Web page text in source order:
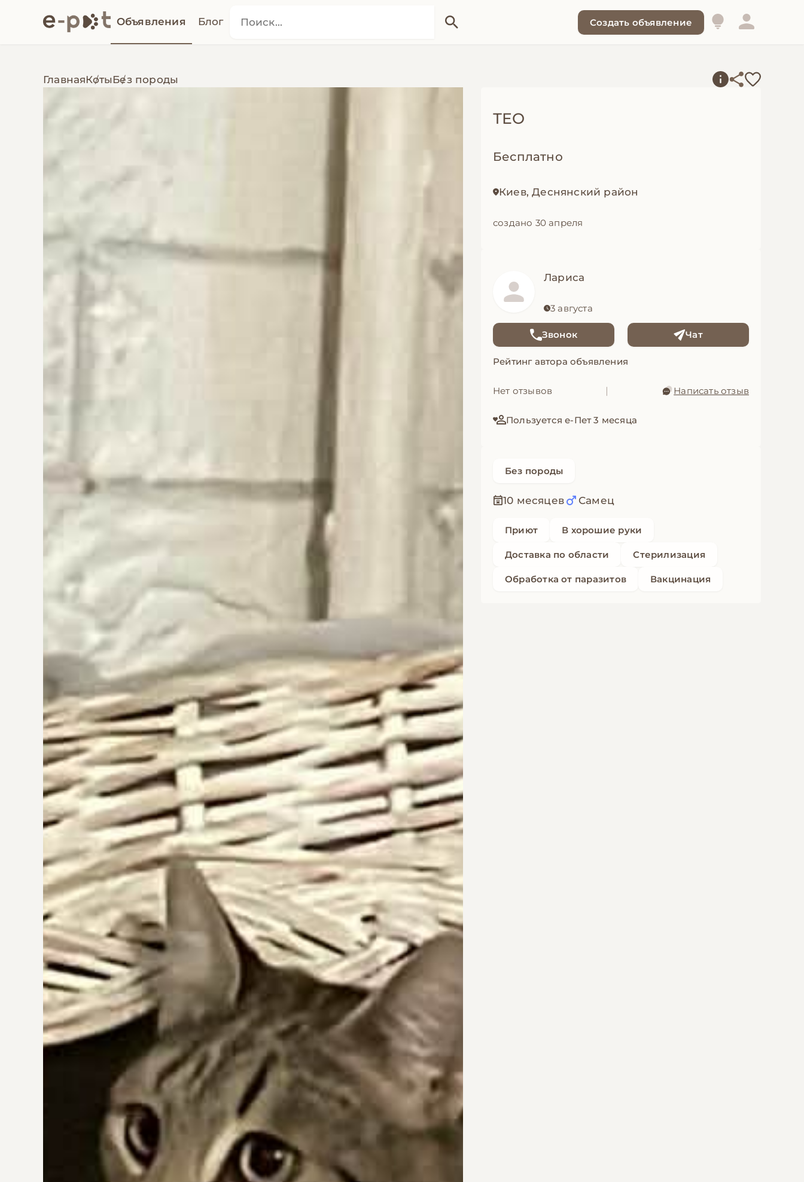
Объявления Блог Создать объявление
ГлавнаяКотыБез породы
ТЕО
Бесплатно
Киев, Деснянский район
создано 30 апреля
Лариса
3 августа
Звонок Чат
Рейтинг автора объявления
Нет отзывов | Написать отзыв
Пользуется е-Пет 3 месяца
Без породы
10 месяцев Самец
Приют В хорошие руки
Доставка по области Стерилизация
Обработка от паразитов Вакцинация